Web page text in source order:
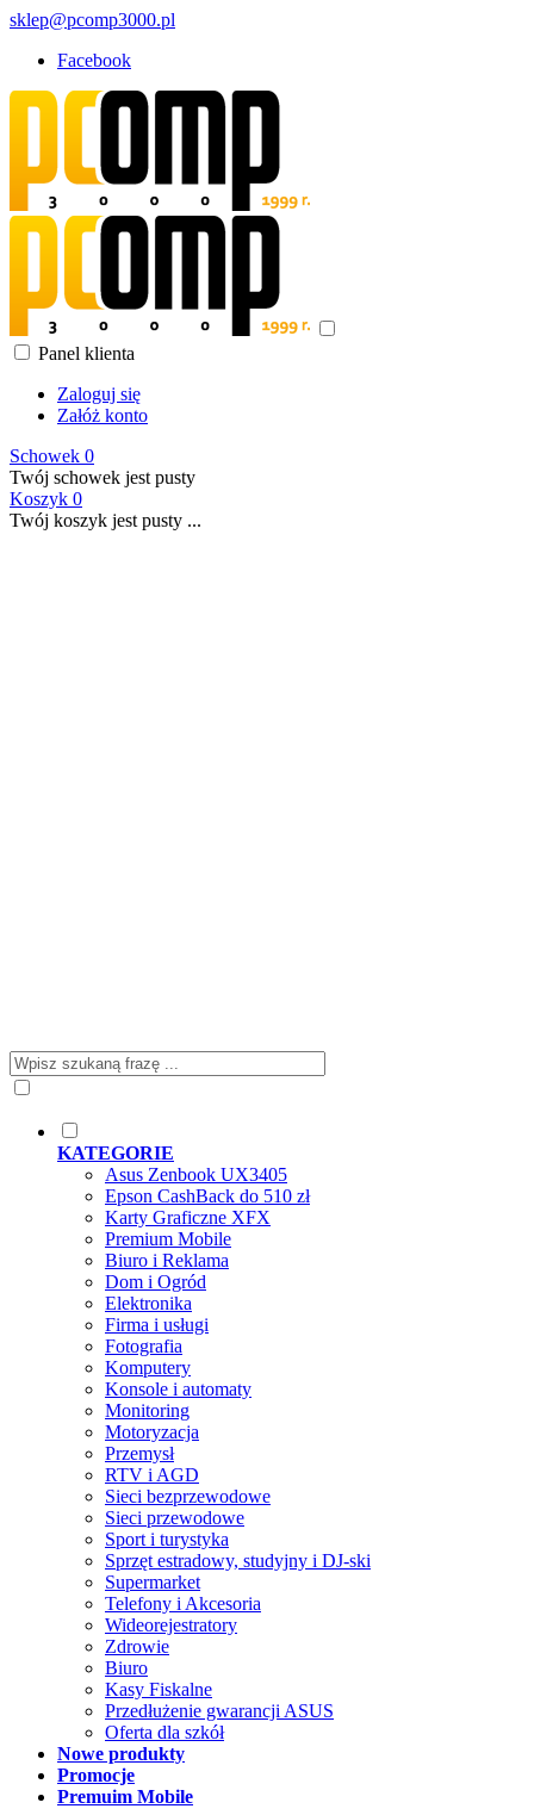
sklep@pcomp3000.pl
Facebook
Panel klienta
Zaloguj się
Załóż konto
Schowek 0
Twój schowek jest pusty
Koszyk 0
Twój koszyk jest pusty ...
KATEGORIE
Asus Zenbook UX3405
Epson CashBack do 510 zł
Karty Graficzne XFX
Premium Mobile
Biuro i Reklama
Dom i Ogród
Elektronika
Firma i usługi
Fotografia
Komputery
Konsole i automaty
Monitoring
Motoryzacja
Przemysł
RTV i AGD
Sieci bezprzewodowe
Sieci przewodowe
Sport i turystyka
Sprzęt estradowy, studyjny i DJ-ski
Supermarket
Telefony i Akcesoria
Wideorejestratory
Zdrowie
Biuro
Kasy Fiskalne
Przedłużenie gwarancji ASUS
Oferta dla szkół
Nowe produkty
Promocje
Premuim Mobile